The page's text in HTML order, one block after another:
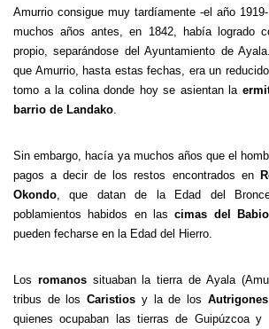
Amurrio consigue muy tardíamente -el año
muchos años antes, en 1842, había logrado
propio, separándose del Ayuntamiento de
que Amurrio, hasta estas fechas, era un
tomo a la colina donde hoy se asientan la
barrio de Landako.
Sin embargo, hacía ya muchos años que el
pagos a decir de los restos encontrados en
Okondo, que datan de la Edad del
poblamientos habidos en lascimas del Babio
pueden fecharse en la Edad del Hierro.
Los romanossituaban la tierra de Ayala
tribus de losCaristios y la de los Autrigones
quienes ocupaban las tierras de Guipúzcoa